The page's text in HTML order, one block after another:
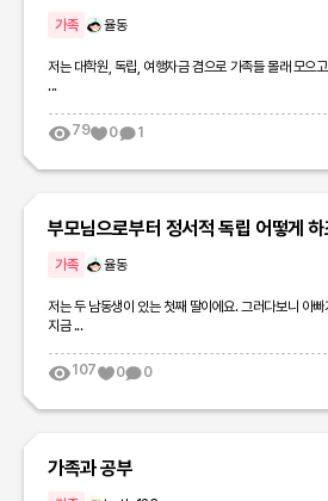
가족 율동
저는 대학원, 독립, 여행자금 겸으로 가족들 몰래 모으
...
79 0 1
부모님으로부터 정서적 독립 어떻게
가족 율동
저는 두 남동생이 있는 첫째 딸이에요. 그러다보니 아
지금 ...
107 0 0
가족과 공부